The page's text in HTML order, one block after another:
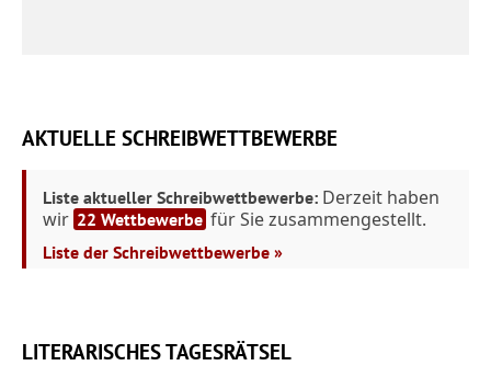
AKTUELLE SCHREIBWETTBEWERBE
Liste aktueller Schreibwettbewerbe: Derzeit haben
wir 22 Wettbewerbe für Sie zusammengestellt.
Liste der Schreibwettbewerbe »
LITERARISCHES TAGESRÄTSEL